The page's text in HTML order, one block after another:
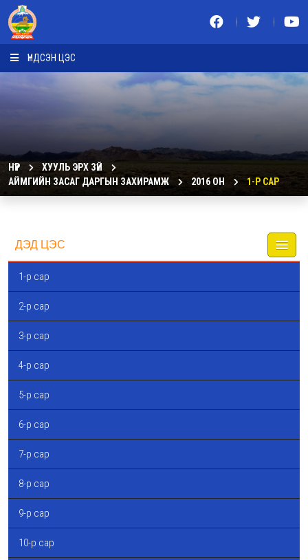
ҮНДСЭН ЦЭС
НҮҮР
ХУУЛЬ ЭРХ ЗҮЙ
АЙМГИЙН ЗАСАГ ДАРГЫН ЗАХИРАМЖ
2016 ОН 1-Р САР
ДЭД ЦЭС
1-р сар
2-р сар
3-р сар
4-р сар
5-р сар
6-р сар
7-р сар
8-р сар
9-р сар
10-р сар